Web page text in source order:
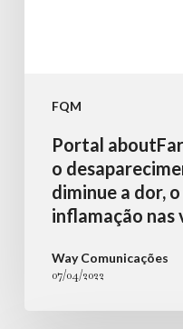
FQM
inflamação
veias
Portal
o
diminue a dor,
inflamação nas
Way Comunicações
07/04/2022